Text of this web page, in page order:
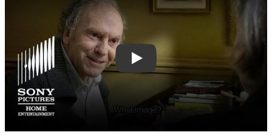
Смотреть трейлер